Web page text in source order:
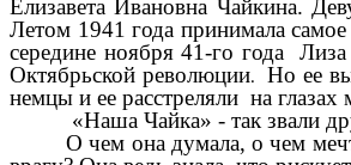
Елизавета Ивановна Чайкина.
Летом 1941 года принимала
середине ноября 41-го года
Октябрьской революции.
Но ее
немцы и ее расстреляли на глазах
«Наша Чайка» - так звали
О чем она думала, о чем